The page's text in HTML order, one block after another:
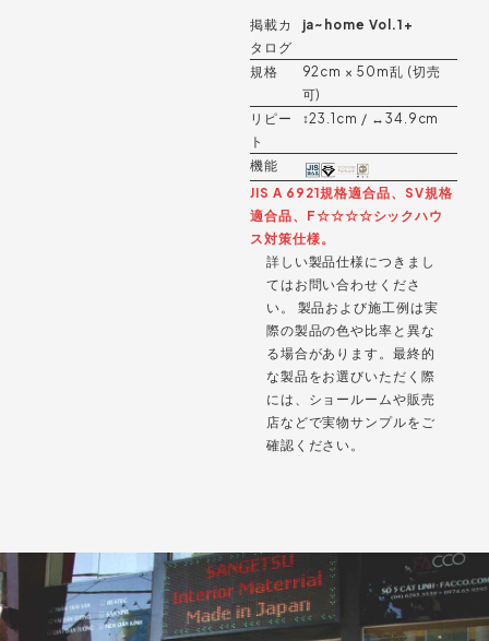
掲載カ
タログ
ja~home Vol.1+
規格
92cm × 50m乱 (切売
可)
リピー
ト
↕︎23.1cm / ↔︎34.9cm
機能
JIS A 6921規格適合品、SV規格
適合品、F☆☆☆☆シックハウ
ス対策仕様。
詳しい製品仕様につきまし
てはお問い合わせくださ
い。 製品および施工例は実
際の製品の色や比率と異な
る場合があります。最終的
な製品をお選びいただく際
には、ショールームや販売
店などで実物サンプルをご
確認ください。